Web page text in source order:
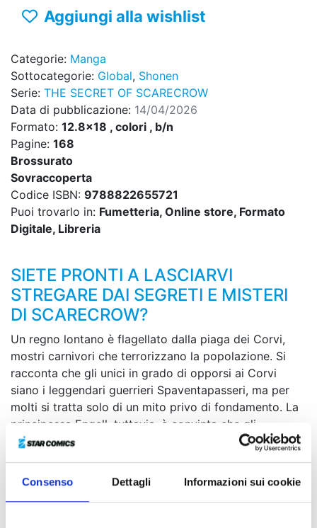
Consenso Dettagli Informazioni sui cookie
Aggiungi alla wishlist
Categorie: Manga
Sottocategorie: Global, Shonen
Serie: THE SECRET OF SCARECROW
Data di pubblicazione: 14/04/2026
Formato: 12.8x18 , colori , b/n
Pagine: 168
Brossurato
Sovraccoperta
Codice ISBN: 9788822655721
Puoi trovarlo in: Fumetteria, Online store, Formato
Digitale, Libreria
SIETE PRONTI A LASCIARVI
STREGARE DAI SEGRETI E MISTERI
DI SCARECROW?
Un regno lontano è flagellato dalla piaga dei Corvi,
mostri carnivori che terrorizzano la popolazione. Si
racconta che gli unici in grado di opporsi ai Corvi
siano i leggendari guerrieri Spaventapasseri, ma per
molti si tratta solo di un mito privo di fondamento. La
principessa Engell, tuttavia, è convinta che gli
Spaventapasseri esistono e per amore della sua gente
prestare soccorso al suo popolo. Dopo il successo in
Germania, arriva in Italia il manga europeo della